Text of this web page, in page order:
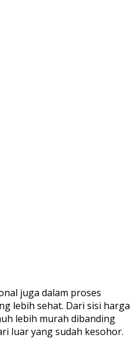
juga dalam proses
lebih sehat. Dari sisi harga
lebih murah dibanding
luar yang sudah kesohor.